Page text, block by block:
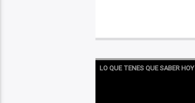
LO QUE TENES QUE SABER HOY